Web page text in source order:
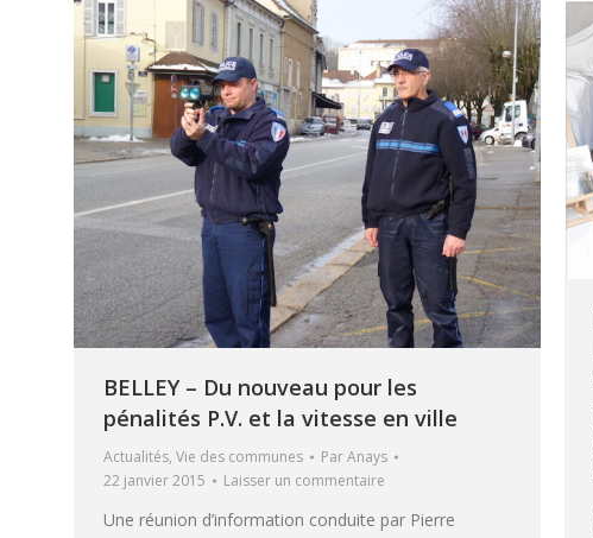
BELLEY – Du nouveau pour les
pénalités P.V. et la vitesse en ville
Actualités, Vie des communes ParAnays
22 janvier 2015
Laisser un commentaire
Une réunion d’information conduite par Pierre